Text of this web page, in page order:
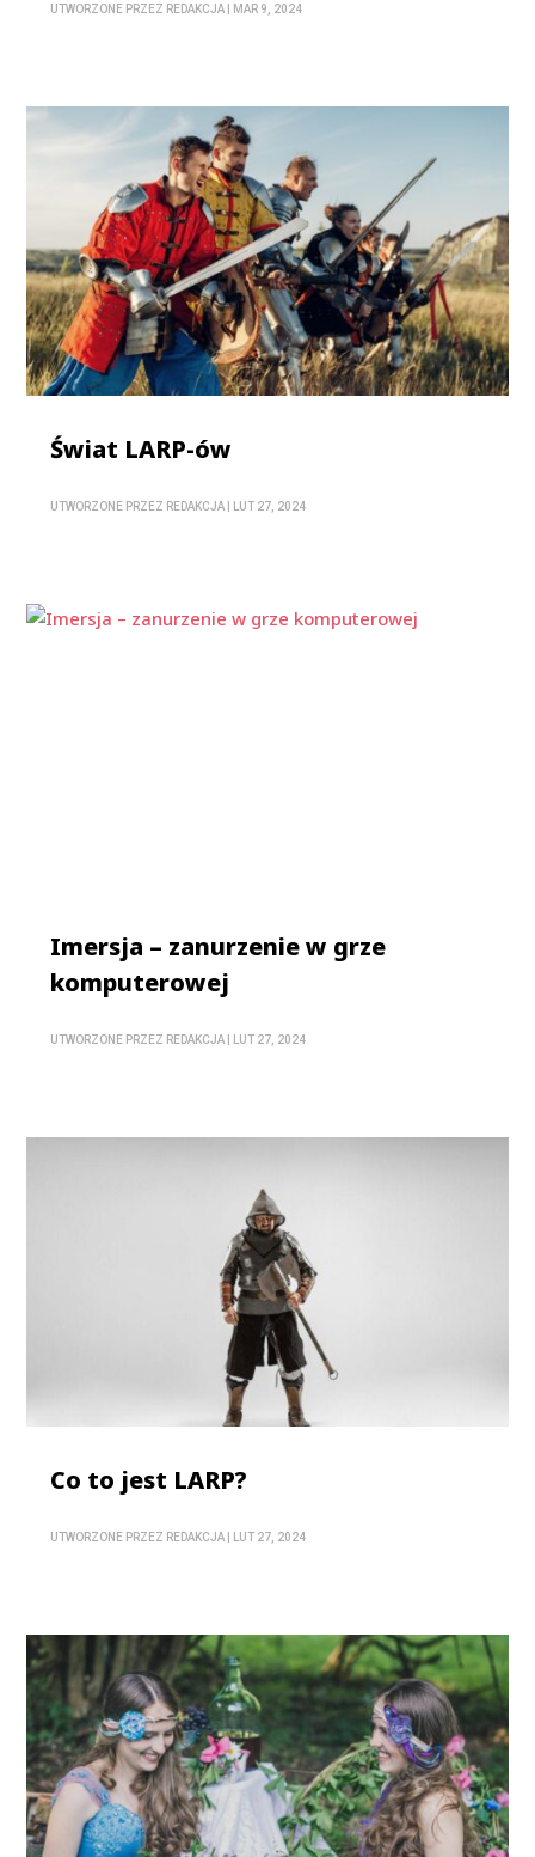
UTWORZONE PRZEZ REDAKCJA MAR 9, 2024
Świat LARP-ów
UTWORZONE PRZEZ REDAKCJA LUT 27, 2024
Imersja – zanurzenie w grze
komputerowej
UTWORZONE PRZEZ REDAKCJA LUT 27, 2024
Co to jest LARP?
UTWORZONE PRZEZ REDAKCJA LUT 27, 2024